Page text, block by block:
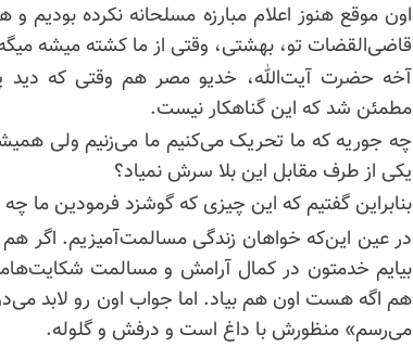
اون موقع هنوز اعلام مبارزه مسلحانه نکرده
قاضی‌القضات تو، بهشتی، وقتی از ما کشته میشه
آخه حضرت آیت‌الله، خدیو مصر هم وقتی که دید
مطمئن شد که این گناهکار نیست.
چه جوریه که ما تحریک می‌کنیم ما می‌زنیم ولی
یکی از طرف مقابل این بلا سرش نمیاد؟
بنابراین گفتیم که این چیزی که گوشزد فرمودین ما
در عین این‌که خواهان زندگی مسالمت‌آمیزیم. اگر هم
بیایم خدمتون در کمال آرامش و مسالمت
هم اگه هست اون هم بیاد. اما جواب اون رو لابد
می‌رسم» منظورش با داغ است و درفش و گلوله.